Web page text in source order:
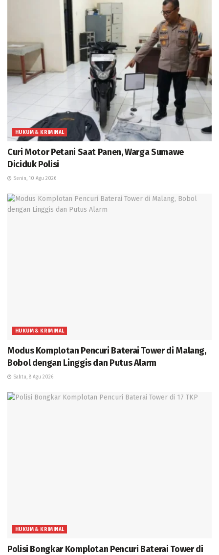
HUKUM & KRIMINAL
Curi Motor Petani Saat Panen, Warga Sumawe
Diciduk Polisi
Senin, 10 Agu 2026
HUKUM & KRIMINAL
Modus Komplotan Pencuri Baterai Tower di Malang,
Bobol dengan Linggis dan Putus Alarm
Sabtu, 8 Agu 2026
HUKUM & KRIMINAL
Polisi Bongkar Komplotan Pencuri Baterai Tower di